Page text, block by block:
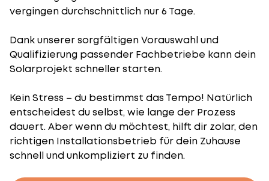
vergingen durchschnittlich nur 6 Tage.
Dank unserer sorgfältigen Vorauswahl und
Qualifizierung passender Fachbetriebe kann dein
Solarprojekt schneller starten.
Kein Stress – du bestimmst das Tempo! Natürlich
entscheidest du selbst, wie lange der Prozess
dauert. Aber wenn du möchtest, hilft dir zolar, den
richtigen Installationsbetrieb für dein Zuhause
schnell und unkompliziert zu finden.